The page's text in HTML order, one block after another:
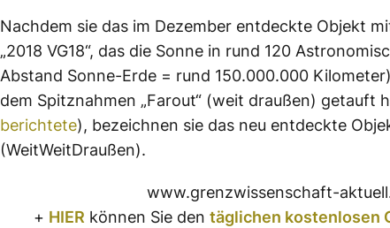
Nachdem sie das im Dezember entdeckte Objekt
„2018 VG18“, das die Sonne in rund 120
Abstand Sonne-Erde = rund 150.000.000
dem Spitznahmen „Farout“ (weit draußen) getauft
berichtete), bezeichnen sie das neu entdeckte
(WeitWeitDraußen).
www.grenzwissenschaft-
+ HIER können Sie den täglichen kostenlosen